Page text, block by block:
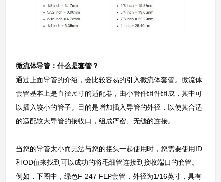
微流体导管：什么是套管？
通过上面导管的介绍，会比较容易的引入微流体套管。微流体
套管基本上是直径尺寸的适配器，由小管件组件组成，其中可
以插入较小的管子。目的是增加插入导管的外径，以使其合适
的适配较大导管的接收口，组成严密、无缝的连接。
当您的导管太小而无法与您的接头一起使用时，您需要使用ID
和OD值来找到可以成功的将毛细管连接到接收端口的套管。
例如，下图中，绿色F-247 FEP套管，外径为1/16英寸，具有